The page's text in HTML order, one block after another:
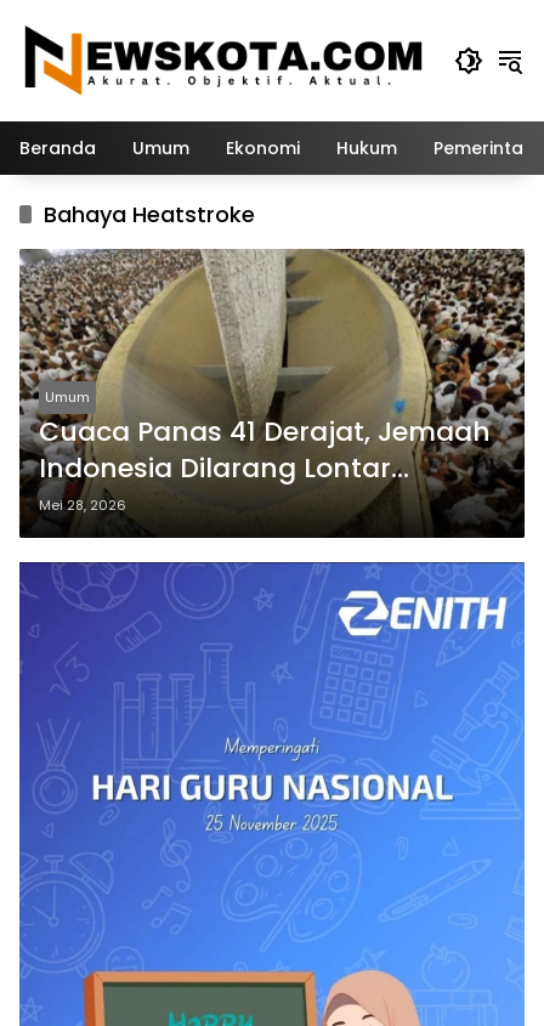
konten
Beranda Umum Ekonomi Hukum
Bahaya Heatstroke
Umum
Cuaca Panas 41 Derajat, Jemaah
Indonesia Dilarang Lontar
Jumrah Pukul 10.00–14.00 WAS
Mei 28, 2026